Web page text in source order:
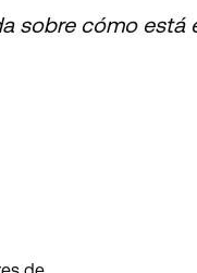
sobre cómo está